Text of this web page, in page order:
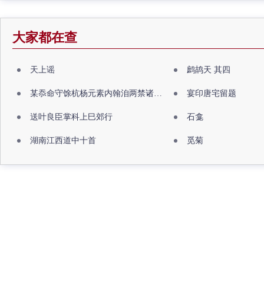
大家都在查
天上谣 鹧鸪天 其四
某忝命守馀杭杨元素内翰洎两禁诸公出祖佛寺 宴印唐宅留题
送叶良臣掌科上巳郊行 石龛
湖南江西道中十首 觅菊